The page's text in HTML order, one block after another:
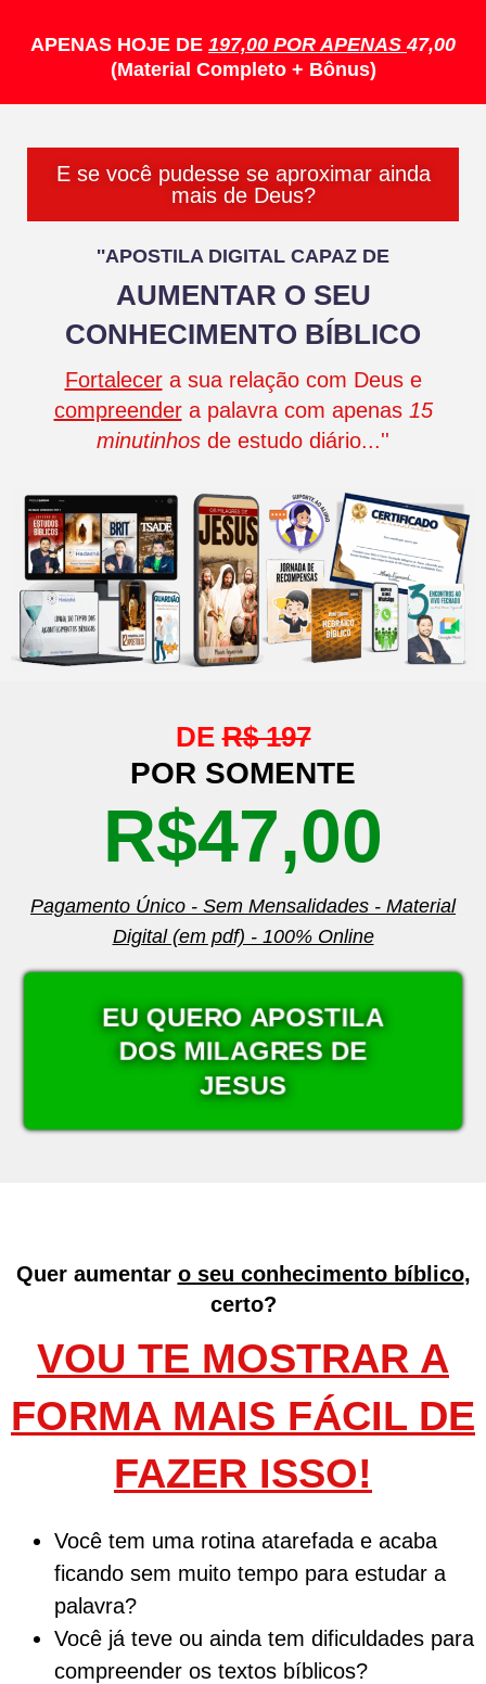
APENAS HOJE DE 197,00 POR APENAS47,00
(Material Completo + Bônus)
E se você pudesse se aproximar ainda
mais de Deus?
''APOSTILA DIGITAL CAPAZ DE
AUMENTAR O SEU
CONHECIMENTO BÍBLICO
Fortalecera sua relação com Deus e
compreendera palavra com apenas 15
minutinhos de estudo diário...''
DER$ 197
POR SOMENTE
R$47,00
Pagamento Único - Sem Mensalidades - Material
Digital (em pdf) - 100% Online
EU QUERO APOSTILA
DOS MILAGRES DE
JESUS
Quer aumentar o seu conhecimento bíblico,
certo?
VOU TE MOSTRAR A
FORMA MAIS FÁCIL DE
FAZER ISSO!
Você tem uma rotina atarefada e acaba
ficando sem muito tempo para estudar a
palavra?
Você já teve ou ainda tem dificuldades para
compreender os textos bíblicos?